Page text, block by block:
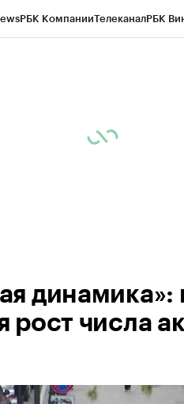
РБК КомпанииТелеканалРБК
динамика»:
рост числа